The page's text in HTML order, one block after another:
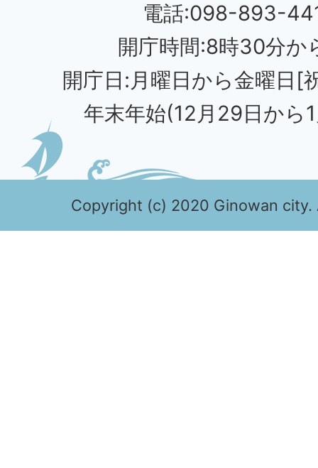
電話:098-893-
開庁時間:8時30分か
開庁日:月曜日から金曜日[
年末年始(12月29日から
Copyright (c) 2020 Ginowan city.